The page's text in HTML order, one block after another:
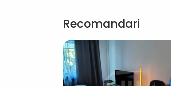
Recomandari